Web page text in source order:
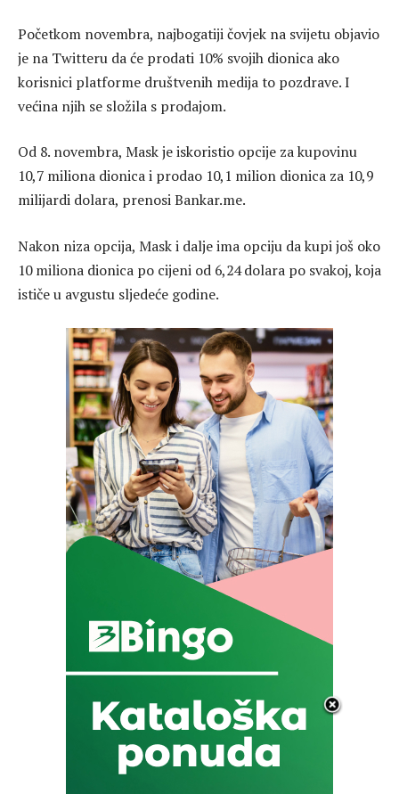
Početkom novembra, najbogatiji čovjek na svijetu objavio
je na Twitteru da će prodati 10% svojih dionica ako
korisnici platforme društvenih medija to pozdrave. I
većina njih se složila s prodajom.
Od 8. novembra, Mask je iskoristio opcije za kupovinu
10,7 miliona dionica i prodao 10,1 milion dionica za 10,9
milijardi dolara, prenosi Bankar.me.
Nakon niza opcija, Mask i dalje ima opciju da kupi još oko
10 miliona dionica po cijeni od 6,24 dolara po svakoj, koja
ističe u avgustu sljedeće godine.